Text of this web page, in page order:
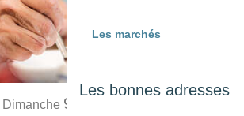
Les marchés
Les bonnes adresses
Dimanche 9